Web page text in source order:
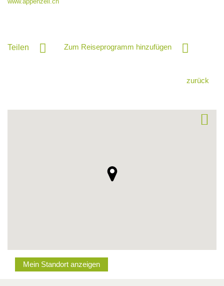
Teilen Zum Reiseprogramm hinzufügen
zurück
Mein Standort anzeigen